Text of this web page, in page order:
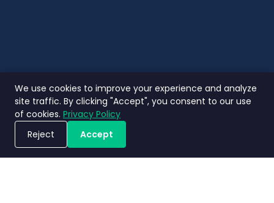
Jadwalkan Demo
We use cookies to improve your experience and analyze
site traffic. By clicking "Accept", you consent to our use
of cookies. Privacy Policy
Reject
Accept